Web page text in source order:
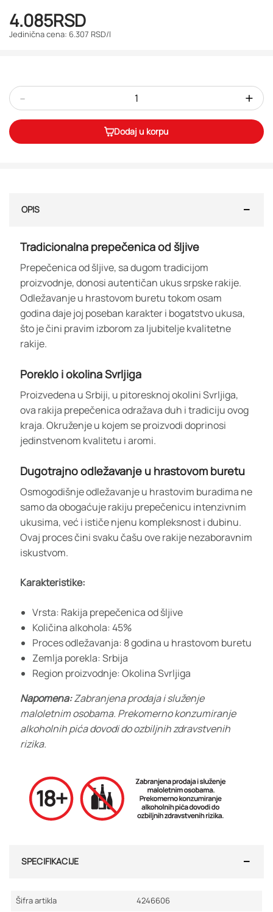
4.085RSD
Jedinična cena: 6.307 RSD/l
- +
Dodaj u korpu
OPIS
Tradicionalna prepečenica od šljive
Prepečenica od šljive, sa dugom tradicijom
proizvodnje, donosi autentičan ukus srpske rakije.
Odležavanje u hrastovom buretu tokom osam
godina daje joj poseban karakter i bogatstvo ukusa,
što je čini pravim izborom za ljubitelje kvalitetne
rakije.
Poreklo i okolina Svrljiga
Proizvedena u Srbiji, u pitoresknoj okolini Svrljiga,
ova rakija prepečenica odražava duh i tradiciju ovog
kraja. Okruženje u kojem se proizvodi doprinosi
jedinstvenom kvalitetu i aromi.
Dugotrajno odležavanje u hrastovom buretu
Osmogodišnje odležavanje u hrastovim buradima ne
samo da obogaćuje rakiju prepečenicu intenzivnim
ukusima, već i ističe njenu kompleksnost i dubinu.
Ovaj proces čini svaku čašu ove rakije nezaboravnim
iskustvom.
Karakteristike:
Vrsta: Rakija prepečenica od šljive
Količina alkohola: 45%
Proces odležavanja: 8 godina u hrastovom buretu
Zemlja porekla: Srbija
Region proizvodnje: Okolina Svrljiga
Napomena:Zabranjena prodaja i služenje
maloletnim osobama. Prekomerno konzumiranje
alkoholnih pića dovodi do ozbiljnih zdravstvenih
rizika.
SPECIFIKACIJE
Šifra artikla 4246606